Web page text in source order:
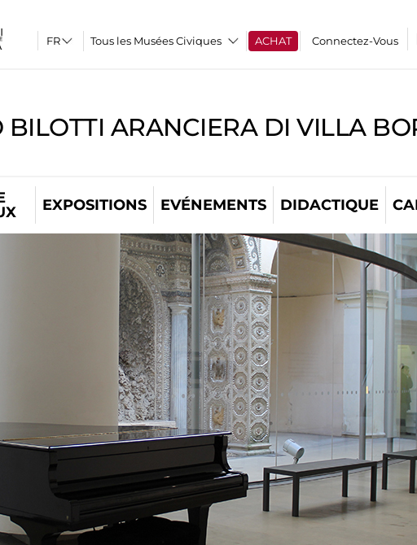
Tous les Musées Civiques ACHAT Connectez-Vous
BILOTTI ARANCIERA DI VILLA
EXPOSITIONS EVÉNEMENTS DIDACTIQUE